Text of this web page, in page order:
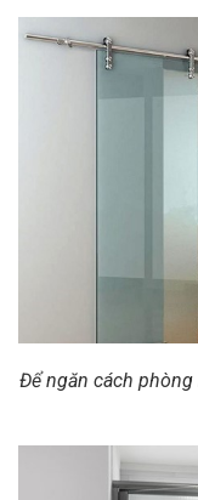
Để ngăn cách